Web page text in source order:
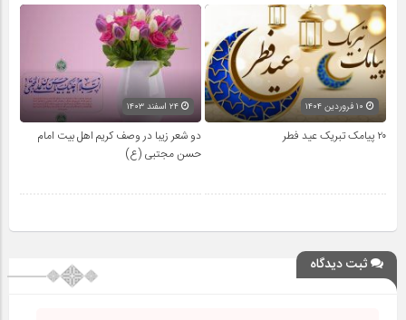
۲۰ پیامک تبریک عید فطر
دو شعر زیبا در وصف کریم اهل بیت امام
حسن مجتبی (ع)
ثبت دیدگاه